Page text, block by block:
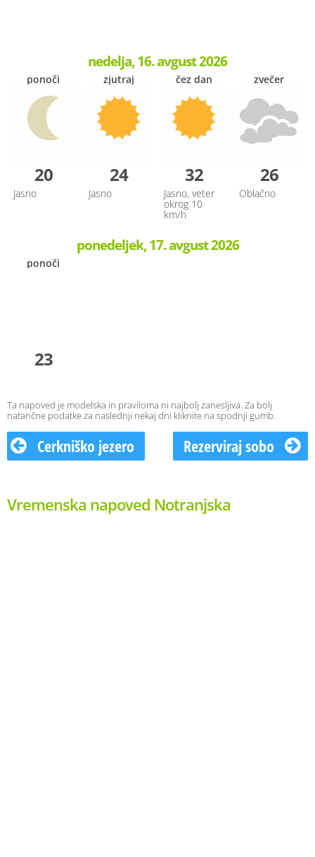
nedelja, 16. avgust 2026
ponoči
20
Jasno
zjutraj
24
Jasno
čez dan
32
Jasno, veter
okrog 10
km/h
zvečer
26
Oblačno
ponedeljek, 17. avgust 2026
ponoči
23
Ta napoved je modelska in praviloma ni najbolj zanesljiva. Za bolj
natančne podatke za naslednji nekaj dni kliknite na spodnji gumb.
Cerkniško jezero Rezerviraj sobo
Vremenska napoved Notranjska